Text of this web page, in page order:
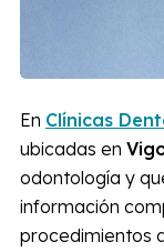
En Clínicas
ubicadas en
odontología y
información
procedimientos